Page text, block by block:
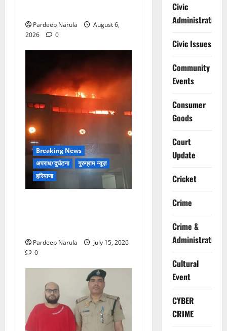
Pardeep Narula
August 6,
2026
0
Breaking News
अपराध/दुर्घटना
गुरुग्राम न्यूज़
हरियाणा
Pardeep Narula
July 15, 2026
0
Civic
Administration
Civic Issues
Community
Events
Consumer
Goods
Court
Update
Cricket
Crime
Crime &
Administration
Cultural
Event
CYBER
CRIME